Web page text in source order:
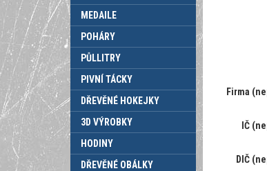
MEDAILE
POHÁRY
PŮLLITRY
PIVNÍ TÁCKY
DŘEVĚNÉ HOKEJKY
3D VÝROBKY
HODINY
DŘEVĚNÉ OBÁLKY
Firma
IČ
DIČ